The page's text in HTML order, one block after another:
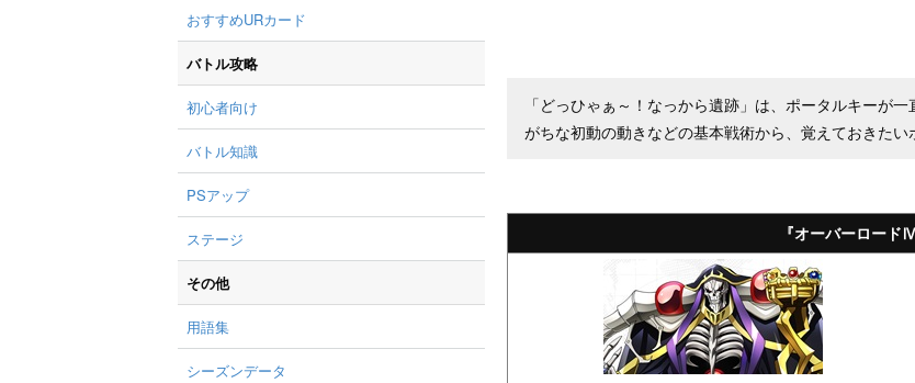
「どっひゃぁ～！なっから遺跡」は、ポータルキーが
がちな初動の動きなどの基本戦術から、覚えておきたい
『オーバーロード
おすすめURカード
バトル攻略
初心者向け
バトル知識
PSアップ
ステージ
その他
用語集
シーズンデータ